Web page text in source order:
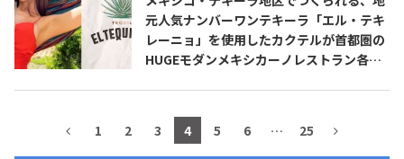
元人気ナンバーワンテキーラ「エル・テキ
レーニョ」を使用したカクテルが首都圏の
HUGEモダンメキシカーノレストラン各店
1 2 3 4 5 6 … 25